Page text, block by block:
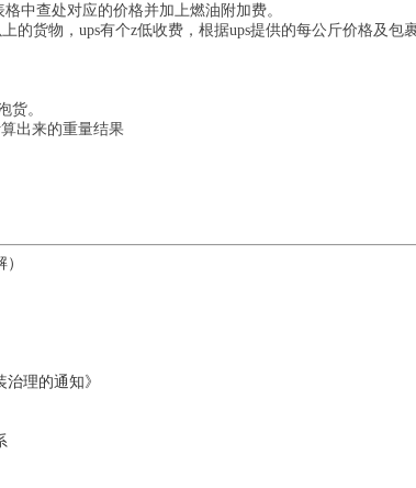
中查处对应的价格并加上燃油附加费。
的货物，ups有个z低收费，根据ups提供的每公斤价格及
货。
出来的重量结果
理的通知》